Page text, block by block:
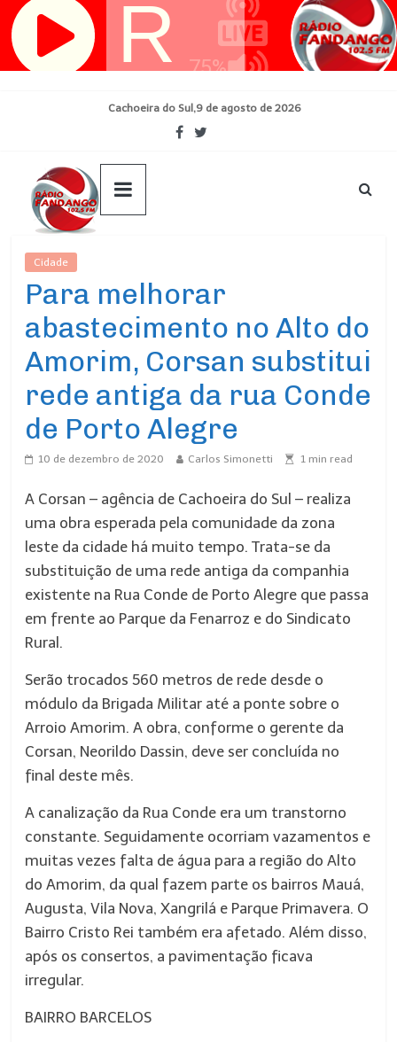
Pular
para
Cachoeira do Sul,9 de agosto de 2026
Cidade
Para melhorar
abastecimento no Alto do
Amorim, Corsan substitui
rede antiga da rua Conde
de Porto Alegre
10 de dezembro de 2020 Carlos Simonetti 1 min read
A Corsan – agência de Cachoeira do Sul – realiza
uma obra esperada pela comunidade da zona
leste da cidade há muito tempo. Trata-se da
substituição de uma rede antiga da companhia
existente na Rua Conde de Porto Alegre que passa
em frente ao Parque da Fenarroz e do Sindicato
Rural.
Serão trocados 560 metros de rede desde o
módulo da Brigada Militar até a ponte sobre o
Arroio Amorim. A obra, conforme o gerente da
Corsan, Neorildo Dassin, deve ser concluída no
final deste mês.
A canalização da Rua Conde era um transtorno
constante. Seguidamente ocorriam vazamentos e
muitas vezes falta de água para a região do Alto
do Amorim, da qual fazem parte os bairros Mauá,
Augusta, Vila Nova, Xangrilá e Parque Primavera. O
Bairro Cristo Rei também era afetado. Além disso,
após os consertos, a pavimentação ficava
irregular.
BAIRRO BARCELOS